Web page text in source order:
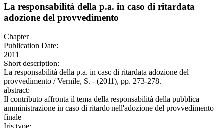
La responsabilità della p.a. in caso di ritardata
adozione del provvedimento
Chapter
Publication Date:
2011
Short description:
La responsabilità della p.a. in caso di ritardata adozione del
provvedimento / Vernile, S. - (2011), pp. 273-278.
abstract:
Il contributo affronta il tema della responsabilità della pubblica
amministrazione in caso di ritardo nell'adozione del provvedimento
finale
Iris type: